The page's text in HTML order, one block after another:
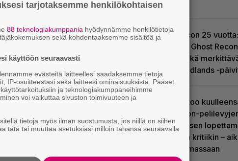
ympärille
3
Ghost Recon 25
ilmaiseksi Ghost
Soldier sekä
Recon Wildlands -
4
Sony kertoo
PlayStation-
valmistuksen
nousseen kritiikin –
suunnitelmassaan
tarjotaksemme henkilökohtaisen
88 teknologiakumppania hyödynnämme henkilötietoja
sekä kohdentaaksemme sisältöä ja
käyttöön seuraavasti
evästeitä laitteellesi saadaksemme tietoja
IP-osoitteestasi sekä laitteesi ominaisuuksista. Pääset
ja teknologiakumppaneihimme
voi vaikuttaa sivuston toimivuuteen ja
tietoja myös ilman suostumusta, jos niillä on siihen
tätä tai muuttaa asetuksiasi milloin tahansa seuraavalla